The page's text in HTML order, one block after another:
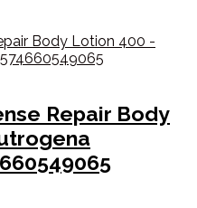
Repair Body